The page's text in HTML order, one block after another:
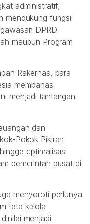
administratif,
mendukung fungsi
DPRD
maupun Program
Rakernas, para
membahas
menjadi tantangan
dan
Pokok Pikiran
optimalisasi
pemerintah pusat di
menyoroti perlunya
tata kelola
menjadi